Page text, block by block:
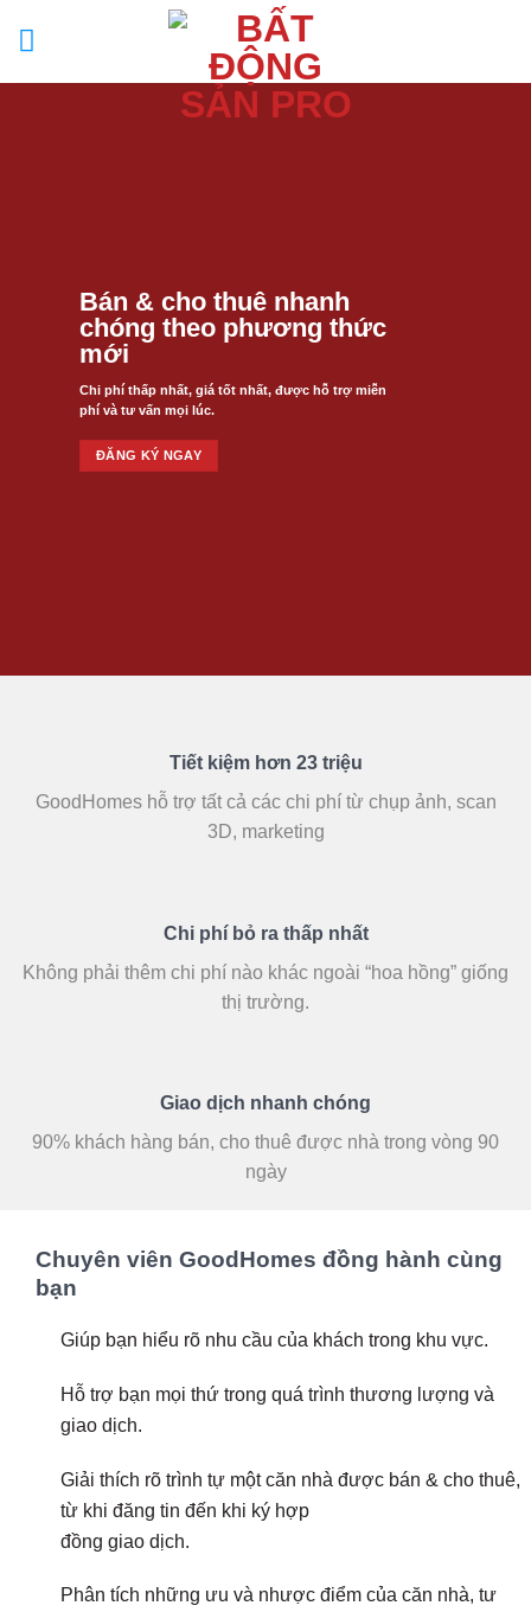
Bán & cho thuê nhanh
chóng theo phương thức
mới
Chi phí thấp nhất, giá tốt nhất, được hỗ trợ miễn
phí và tư vấn mọi lúc.
ĐĂNG KÝ NGAY
Tiết kiệm hơn 23 triệu
GoodHomes hỗ trợ tất cả các chi phí từ chụp ảnh, scan
3D, marketing
Chi phí bỏ ra thấp nhất
Không phải thêm chi phí nào khác ngoài “hoa hồng” giống
thị trường.
Giao dịch nhanh chóng
90% khách hàng bán, cho thuê được nhà trong vòng 90
ngày
Chuyên viên GoodHomes đồng hành cùng
bạn
Giúp bạn hiểu rõ nhu cầu của khách trong khu vực.
Hỗ trợ bạn mọi thứ trong quá trình thương lượng và
giao dịch.
Giải thích rõ trình tự một căn nhà được bán & cho thuê,
từ khi đăng tin đến khi ký hợp
đồng giao dịch.
Phân tích những ưu và nhược điểm của căn nhà, tư